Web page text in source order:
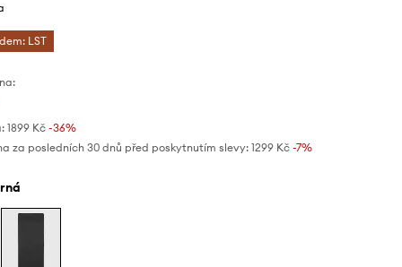
LST
1899 Kč-36%
za posledních 30 dnů před poskytnutím slevy: 1299 Kč -7%